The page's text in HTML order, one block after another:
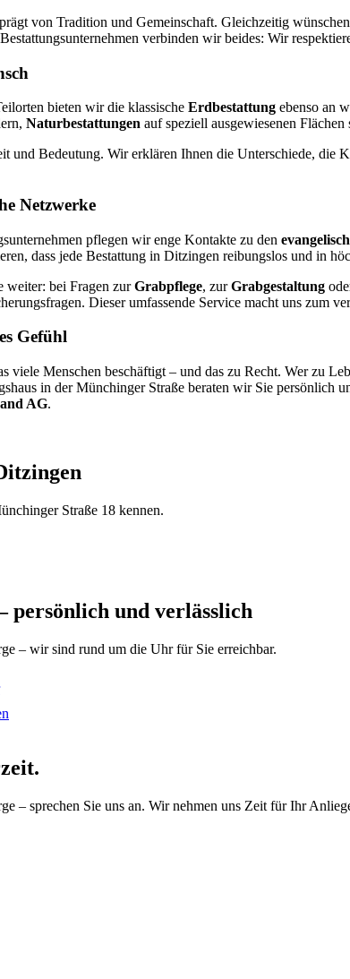
von Tradition und Gemeinschaft. Gleichzeitig
verbinden wir beides: Wir
bieten wir die klassische Erdbestattung ebenso an
Naturbestattungen auf speziell ausgewiesenen Flächen
und Bedeutung. Wir erklären Ihnen die Unterschiede,
Netzwerke
pflegen wir enge Kontakte zu den
dass jede Bestattung in Ditzingen reibungslos und in
weiter: bei Fragen zurGrabpflege, zurGrabgestaltung
Dieser umfassende Service macht uns zum
Gefühl
viele Menschen beschäftigt – und das zu Recht. Wer zu
in der Münchinger Straße beraten wir Sie
AG.
Straße 18 kennen.
persönlich und verlässlich
– wir sind rund um die Uhr für Sie erreichbar.
– sprechen Sie uns an. Wir nehmen uns Zeit für Ihr